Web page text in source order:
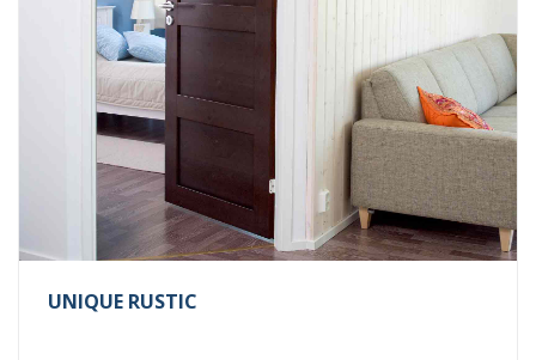
UNIQUE RUSTIC